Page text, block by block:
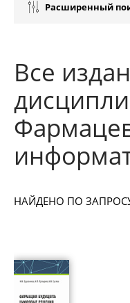
Расширенный
Все
НАЙДЕНО ПО